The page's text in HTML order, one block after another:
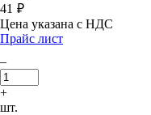
41 ₽
Цена указана с НДС
Прайс лист
–
+
шт.